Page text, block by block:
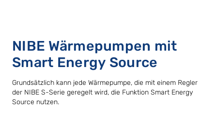
NIBE Wärmepumpen mit
Smart Energy Source
Grundsätzlich kann jede Wärmepumpe, die mit einem Regler
der NIBE S-Serie geregelt wird, die Funktion Smart Energy
Source nutzen.